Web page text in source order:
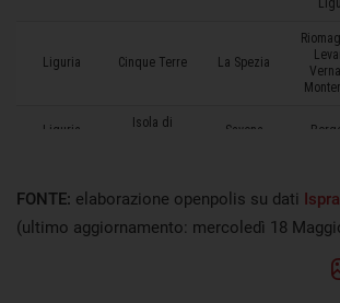
FONTE: elaborazione openpolis su dati Ispra
(ultimo aggiornamento: mercoledì 18